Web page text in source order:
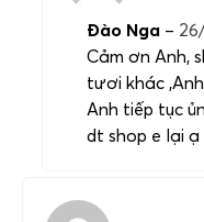
Đào Nga –
Cảm ơn Anh,
tươi khác
Anh tiếp tục
dt shop e lại ạ